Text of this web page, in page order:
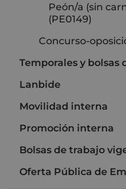
Peón/a (sin
(PE0149)
Concurso-
Temporales y bolsas
Lanbide
Movilidad interna
Promoción interna
Bolsas de trabajo
Oferta Pública de